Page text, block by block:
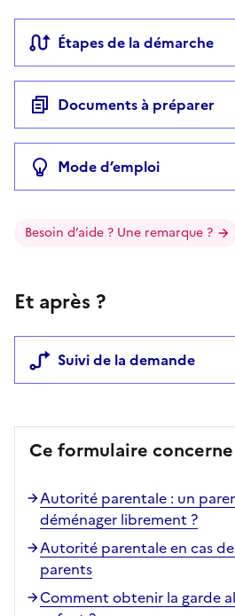
Étapes de la démarche
Documents à préparer
Mode d’emploi
Besoin d’aide ? Une remarque ?
Et après ?
Suivi de la demande
Ce formulaire
Autorité parentale : un
déménager librement ?
Autorité parentale en cas
parents
Comment obtenir la garde